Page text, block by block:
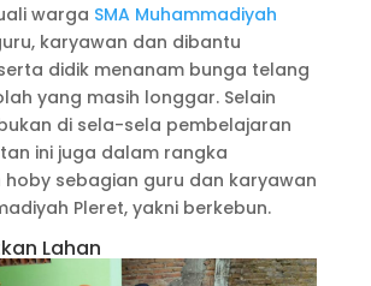
warga SMA Muhammadiyah
karyawan dan dibantu
didik menanam bunga telang
yang masih longgar. Selain
di sela-sela pembelajaran
ini juga dalam rangka
hoby sebagian guru dan karyawan
Pleret, yakni berkebun.
Lahan